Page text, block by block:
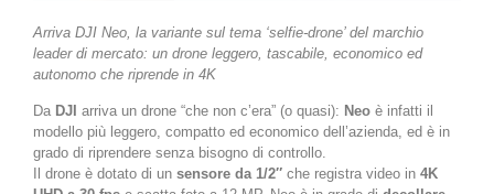
Arriva DJI Neo, la variante sul tema ‘selfie-drone’ del marchio
leader di mercato: un drone leggero, tascabile, economico ed
autonomo che riprende in 4K
Da DJI arriva un drone “che non c’era” (o quasi): Neo è infatti il
modello più leggero, compatto ed economico dell’azienda, ed è in
grado di riprendere senza bisogno di controllo.
Il drone è dotato di un sensore da 1/2″ che registra video in 4K